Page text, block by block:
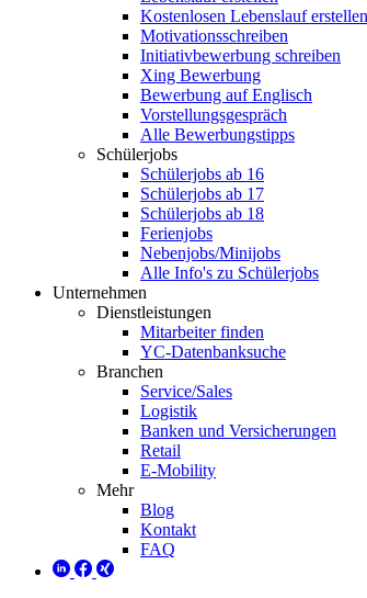
Kostenlosen Lebenslauf erstellen
Motivationsschreiben
Initiativbewerbung schreiben
Xing Bewerbung
Bewerbung auf Englisch
Vorstellungsgespräch
Alle Bewerbungstipps
Schülerjobs
Schülerjobs ab 16
Schülerjobs ab 17
Schülerjobs ab 18
Ferienjobs
Nebenjobs/Minijobs
Alle Info's zu Schülerjobs
Unternehmen
Dienstleistungen
Mitarbeiter finden
YC-Datenbanksuche
Branchen
Service/Sales
Logistik
Banken und Versicherungen
Retail
E-Mobility
Mehr
Blog
Kontakt
FAQ